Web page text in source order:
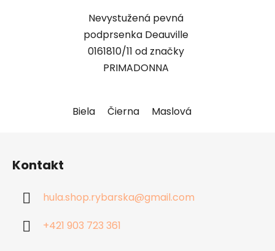
Nevystužená pevná
podprsenka Deauville
0161810/11 od značky
PRIMADONNA
Biela Čierna Maslová
Kontakt
hula.shop.rybarska@gmail.com
+421 903 723 361